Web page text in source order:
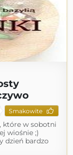
Smakowite
które w sobotni
wiośnie ;)
dzień bardzo